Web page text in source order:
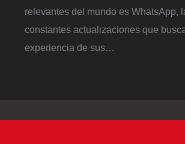
relevantes del mundo es WhatsApp,
constantes actualizaciones que
experiencia de sus…